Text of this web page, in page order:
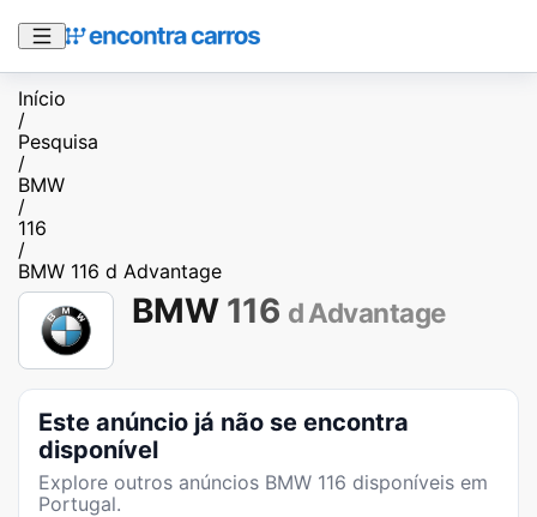
Início
/
Pesquisa
/
BMW
/
116
/
BMW 116 d Advantage
BMW 116 d Advantage
Este anúncio já não se encontra
disponível
Explore outros anúncios BMW 116 disponíveis em
Portugal.